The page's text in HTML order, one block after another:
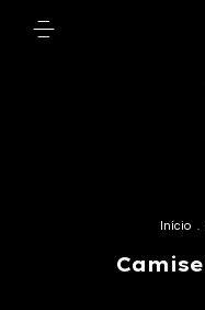
Início .